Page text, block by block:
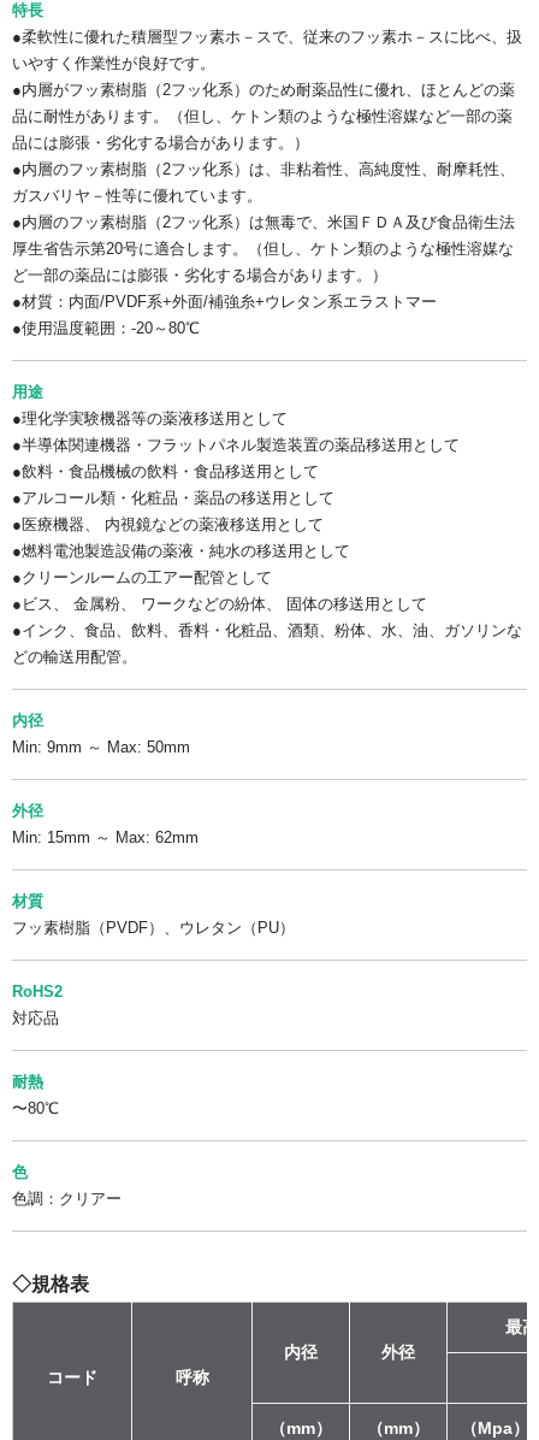
特長
●柔軟性に優れた積層型フッ素ホ－スで、従来のフッ素ホ－スに比べ、扱
いやすく作業性が良好です。
●内層がフッ素樹脂（2フッ化系）のため耐薬品性に優れ、ほとんどの薬
品に耐性があります。（但し、ケトン類のような極性溶媒など一部の薬
品には膨張・劣化する場合があります。）
●内層のフッ素樹脂（2フッ化系）は、非粘着性、高純度性、耐摩耗性、
ガスバリヤ－性等に優れています。
●内層のフッ素樹脂（2フッ化系）は無毒で、米国ＦＤＡ及び食品衛生法
厚生省告示第20号に適合します。（但し、ケトン類のような極性溶媒な
ど一部の薬品には膨張・劣化する場合があります。）
●材質：内面/PVDF系+外面/補強糸+ウレタン系エラストマー
●使用温度範囲：-20～80℃
用途
●理化学実験機器等の薬液移送用として
●半導体関連機器・フラットパネル製造装置の薬品移送用として
●飲料・食品機械の飲料・食品移送用として
●アルコール類・化粧品・薬品の移送用として
●医療機器、 内視鏡などの薬液移送用として
●燃料電池製造設備の薬液・純水の移送用として
●クリーンルームの工アー配管として
●ビス、 金属粉、 ワークなどの紛体、 固体の移送用として
●インク、食品、飲料、香料・化粧品、酒類、粉体、水、油、ガソリンな
どの輸送用配管。
内径
Min: 9mm ～ Max: 50mm
外径
Min: 15mm ～ Max: 62mm
材質
フッ素樹脂（PVDF）、ウレタン（PU）
RoHS2
対応品
耐熱
〜80℃
色
色調：クリアー
◇規格表
コード 呼称
内径 外径
最
（mm） （mm） （Mpa）